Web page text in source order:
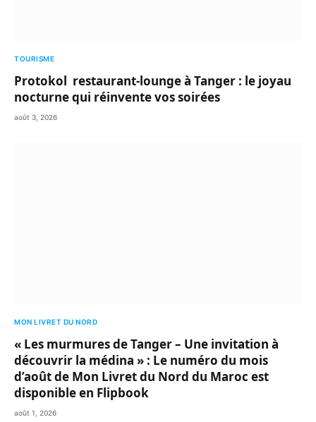
TOURISME
Protokol restaurant-lounge à Tanger : le joyau
nocturne qui réinvente vos soirées
août 3, 2026
MON LIVRET DU NORD
« Les murmures de Tanger – Une invitation à
découvrir la médina » : Le numéro du mois
d’août de Mon Livret du Nord du Maroc est
disponible en Flipbook
août 1, 2026